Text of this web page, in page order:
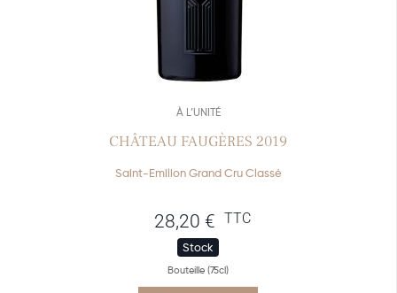
À L’UNITÉ
CHÂTEAU FAUGÈRES 2019
Saint-Emilion Grand Cru Classé
28,20 € TTC
Stock
Bouteille (75cl)